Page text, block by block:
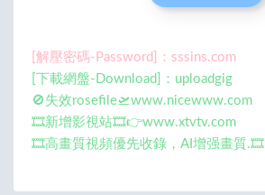
[解壓密碼-Password]：sssins.com
[下載網盤-Download]：uploadgig
🚫失效rosefile🛫www.nicewww.com
🎞️新增影視站🎞️👉www.xtvtv.com
🎞️高畫質視頻優先收錄，AI增强畫質.🎞️